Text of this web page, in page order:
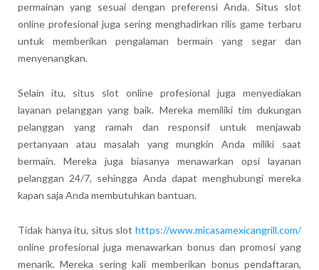
permainan yang sesuai dengan preferensi Anda. Situs slot
online profesional juga sering menghadirkan rilis game terbaru
untuk memberikan pengalaman bermain yang segar dan
menyenangkan.
Selain itu, situs slot online profesional juga menyediakan
layanan pelanggan yang baik. Mereka memiliki tim dukungan
pelanggan yang ramah dan responsif untuk menjawab
pertanyaan atau masalah yang mungkin Anda miliki saat
bermain. Mereka juga biasanya menawarkan opsi layanan
pelanggan 24/7, sehingga Anda dapat menghubungi mereka
kapan saja Anda membutuhkan bantuan.
Tidak hanya itu, situs slothttps://www.micasamexicangrill.com/
online profesional juga menawarkan bonus dan promosi yang
menarik. Mereka sering kali memberikan bonus pendaftaran,